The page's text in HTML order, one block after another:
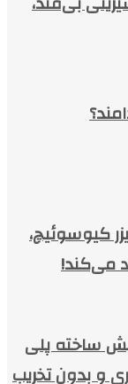
کیوسوئیچ،
می‌کند!
ساخته پلی
و بدون تخریب